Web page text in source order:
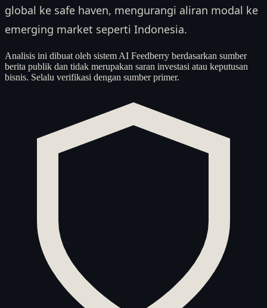
global ke safe haven, mengurangi aliran modal ke
emerging market seperti Indonesia.
Analisis ini dibuat oleh sistem AI Feedberry berdasarkan sumber
berita publik dan tidak merupakan saran investasi atau keputusan
bisnis. Selalu verifikasi dengan sumber primer.